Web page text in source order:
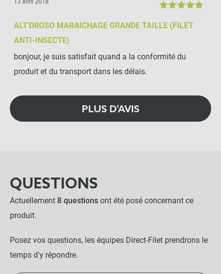
13 avril 2018
ALT'DROSO MARAICHAGE GRANDE TAILLE (FILET
ANTI-INSECTE)
bonjour, je suis satisfait quand a la conformité du
produit et du transport dans les délais.
PLUS D'AVIS
QUESTIONS
Actuellement 8 questions ont été posé concernant ce
produit.
Posez vos questions, les équipes Direct-Filet prendrons le
temps d'y répondre.